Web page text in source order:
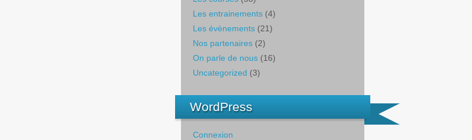
Les entrainements (4)
Les évènements (21)
Nos partenaires (2)
On parle de nous (16)
Uncategorized (3)
WordPress
Connexion